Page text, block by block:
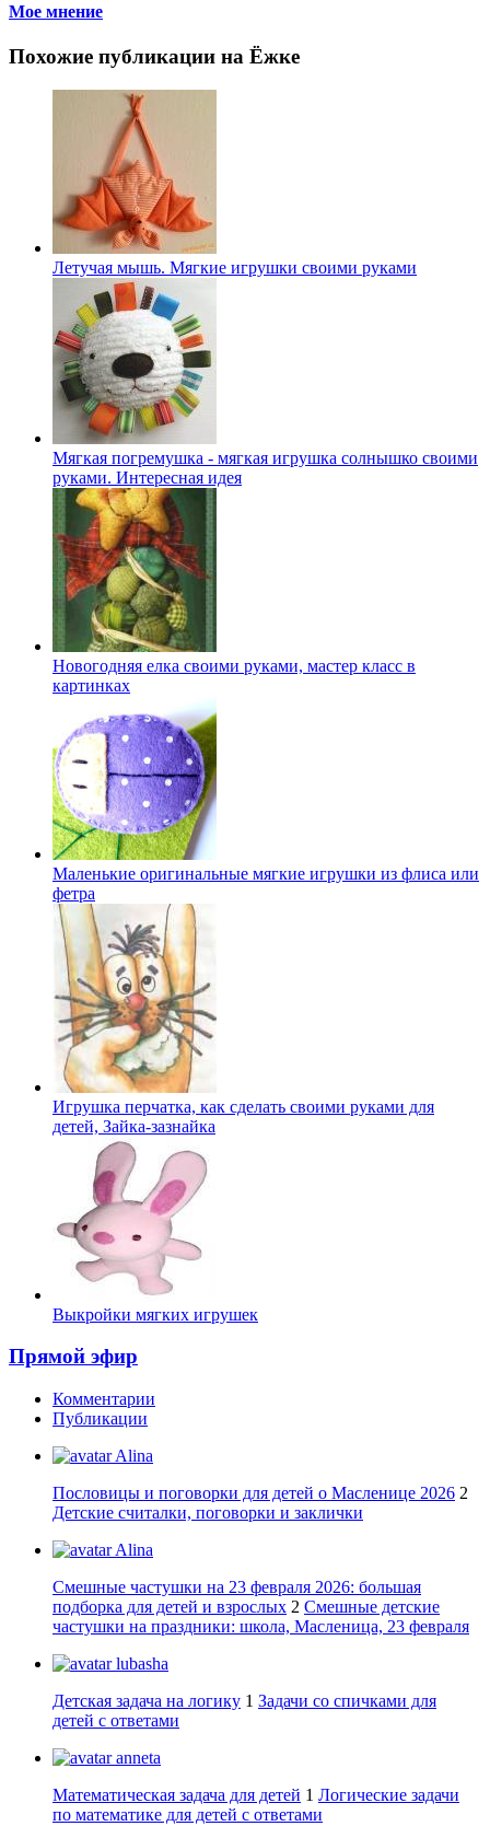
Мое мнение
Похожие публикации на Ёжке
Летучая мышь. Мягкие игрушки своими руками
Мягкая погремушка - мягкая игрушка солнышко своими
руками. Интересная идея
Новогодняя елка своими руками, мастер класс в
картинках
Маленькие оригинальные мягкие игрушки из флиса или
фетра
Игрушка перчатка, как сделать своими руками для
детей, Зайка-зазнайка
Выкройки мягких игрушек
Прямой эфир
Комментарии
Публикации
Alina
Пословицы и поговорки для детей о Масленице 2026 2
Детские считалки, поговорки и заклички
Alina
Смешные частушки на 23 февраля 2026: большая
подборка для детей и взрослых 2 Смешные детские
частушки на праздники: школа, Масленица, 23 февраля
lubasha
Детская задача на логику 1 Задачи со спичками для
детей с ответами
anneta
Математическая задача для детей 1 Логические задачи
по математике для детей с ответами